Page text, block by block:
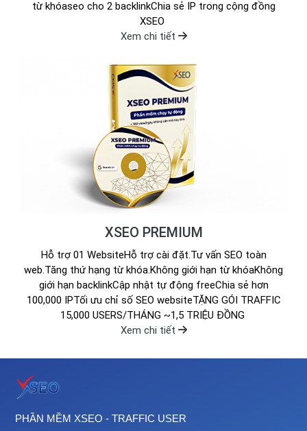
từ khóaseo cho 2 backlinkChia sẻ IP trong cộng đồng
XSEO
Xem chi tiết
XSEO PREMIUM
Hỗ trợ 01 WebsiteHỗ trợ cài đặt.Tư vấn SEO toàn
web.Tăng thứ hạng từ khóa.Không giới hạn từ khóaKhông
giới hạn backlinkCập nhật tự động freeChia sẻ hơn
100,000 IPTối ưu chỉ số SEO websiteTẶNG GÓI TRAFFIC
15,000 USERS/THÁNG ~1,5 TRIỆU ĐỒNG
Xem chi tiết
PHẦN MỀM XSEO - TRAFFIC USER